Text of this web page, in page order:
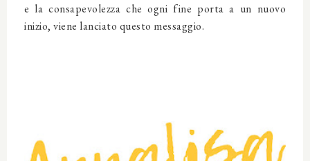
e la consapevolezza che ogni fine porta a un nuovo
inizio, viene lanciato questo messaggio.